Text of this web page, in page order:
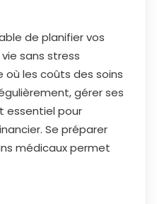
de planifier vos
sans stress
où les coûts des soins
gérer ses
essentiel pour
Se préparer
médicaux permet